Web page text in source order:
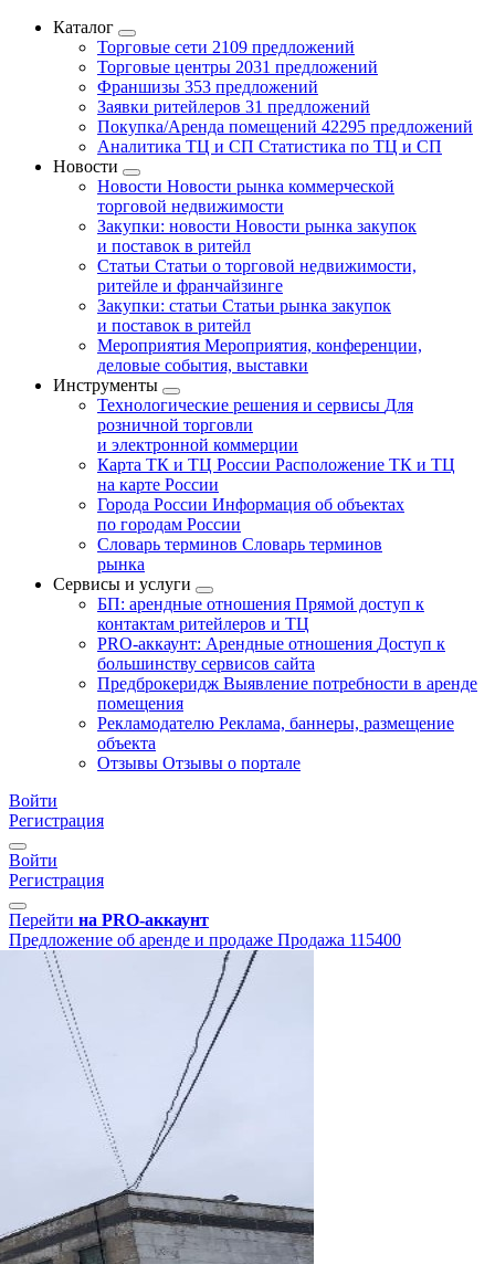
Каталог
Торговые сети 2109 предложений
Торговые центры 2031 предложений
Франшизы 353 предложений
Заявки ритейлеров 31 предложений
Покупка/Аренда помещений 42295 предложений
Аналитика ТЦ и СП Статистика по ТЦ и СП
Новости
Новости Новости рынка коммерческой
торговой недвижимости
Закупки: новости Новости рынка закупок
и поставок в ритейл
Статьи Статьи о торговой недвижимости,
ритейле и франчайзинге
Закупки: статьи Статьи рынка закупок
и поставок в ритейл
Мероприятия Мероприятия, конференции,
деловые события, выставки
Инструменты
Технологические решения и сервисы Для
розничной торговли
и электронной коммерции
Карта ТК и ТЦ России Расположение ТК и ТЦ
на карте России
Города России Информация об объектах
по городам России
Словарь терминов Словарь терминов
рынка
Сервисы и услуги
БП: арендные отношения Прямой доступ к
контактам ритейлеров и ТЦ
PRO-аккаунт: Арендные отношения Доступ к
большинству сервисов сайта
Предброкеридж Выявление потребности в аренде
помещения
Рекламодателю Реклама, баннеры, размещение
объекта
Отзывы Отзывы о портале
Войти
Регистрация
Войти
Регистрация
Перейти на PRO-аккаунт
Предложение об аренде и продаже Продажа 115400